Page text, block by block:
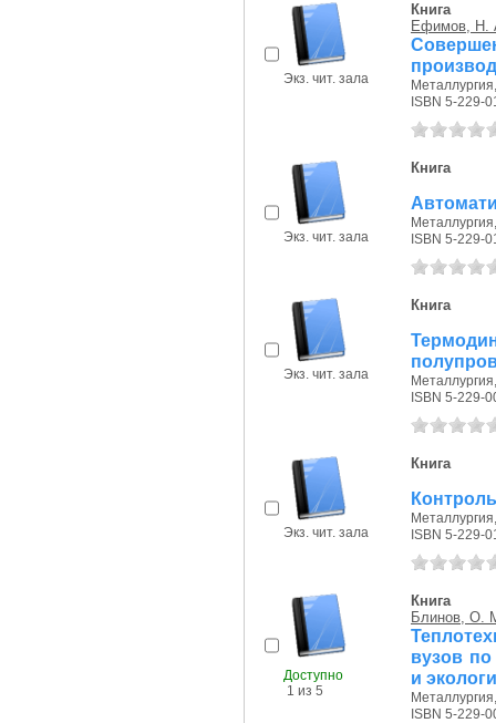
Экз. чит. зала
Книга
Ефимов, Н.
ISBN 5-229-
Экз. чит. зала
Книга
ISBN 5-229-
Экз. чит. зала
Книга
ISBN 5-229-
Экз. чит. зала
Книга
ISBN 5-229-
Доступно
1 из 5
Книга
Блинов, О.
вузов
и
ISBN 5-229-